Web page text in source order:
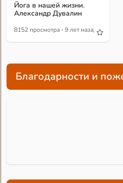
Йога в нашей жизни.
Александр Дувалин
8152 просмотра · 9 лет назад
Благодарности и